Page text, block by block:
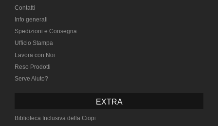
Contatti
Info generali
Spedizioni e Consegna
Ufficio Stampa
Lavora con Noi
Reso Prodotti
Serve Aiuto?
EXTRA
Biblioteca Inclusiva della Ciopi